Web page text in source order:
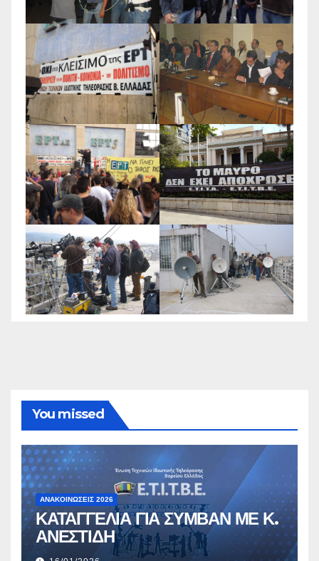
You missed
ΑΝΑΚΟΙΝΏΣΕΙΣ 2026
ΚΑΤΑΓΓΕΛΙΑ ΓΙΑ ΣΥΜΒΑΝ ΜΕ Κ.
ΑΝΕΣΤΙΔΗ